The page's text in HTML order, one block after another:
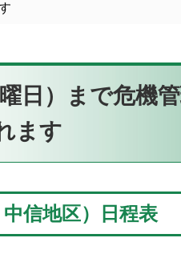
日）まで危機
ます
信地区）日程表